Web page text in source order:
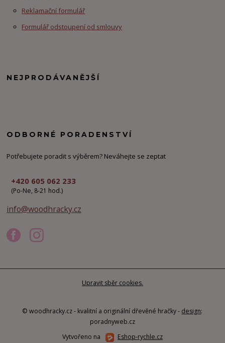
Reklamační formulář
Formulář odstoupení od smlouvy
NEJPRODÁVANĚJŠÍ
ODBORNÉ PORADENSTVÍ
Potřebujete poradit s výběrem? Neváhejte se zeptat
+420 605 062 233
(Po-Ne, 8-21 hod.)
info@woodhracky.cz
Upravit sběr cookies.
© woodhracky.cz - kvalitní a originální dřevěné hračky - design:
poradnyweb.cz
Vytvořeno na
Eshop-rychle.cz